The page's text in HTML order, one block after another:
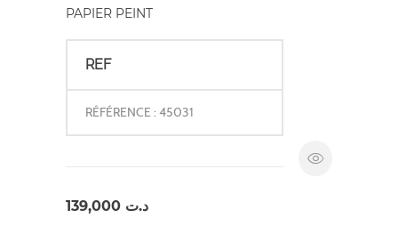
PAPIER PEINT
REF
RÉFÉRENCE : 45031
د.ت